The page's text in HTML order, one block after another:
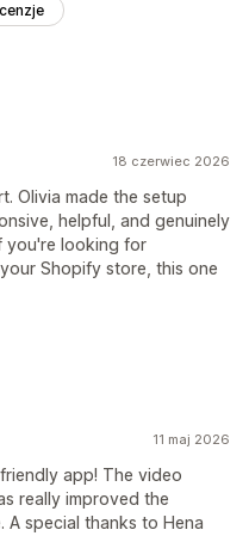
18 czerwiec 2026
Olivia made the setup
helpful, and genuinely
you're looking for
Shopify store, this one
11 maj 2026
app! The video
really improved the
special thanks to Hena